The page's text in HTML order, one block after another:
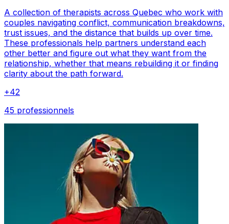
A collection of therapists across Quebec who work with
couples navigating conflict, communication breakdowns,
trust issues, and the distance that builds up over time.
These professionals help partners understand each
other better and figure out what they want from the
relationship, whether that means rebuilding it or finding
clarity about the path forward.
+42
45 professionnels